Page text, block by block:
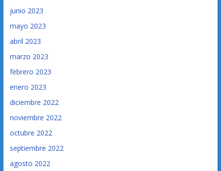
junio 2023
mayo 2023
abril 2023
marzo 2023
febrero 2023
enero 2023
diciembre 2022
noviembre 2022
octubre 2022
septiembre 2022
agosto 2022